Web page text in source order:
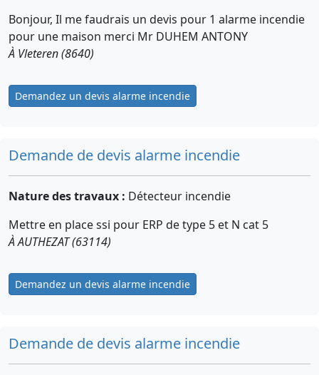
Bonjour, Il me faudrais un devis pour 1 alarme incendie
pour une maison merci Mr DUHEM ANTONY
À Vleteren (8640)
Demandez un devis alarme incendie
Demande de devis alarme incendie
Nature des travaux : Détecteur incendie
Mettre en place ssi pour ERP de type 5 et N cat 5
À AUTHEZAT (63114)
Demandez un devis alarme incendie
Demande de devis alarme incendie